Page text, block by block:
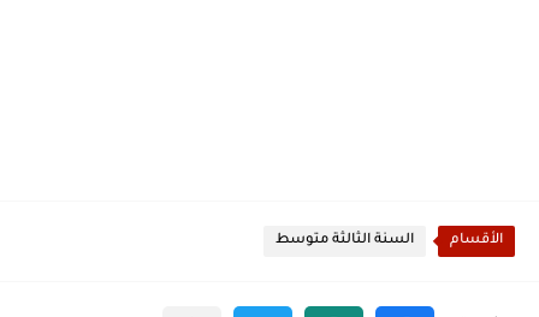
الأقسام السنة الثالثة متوسط